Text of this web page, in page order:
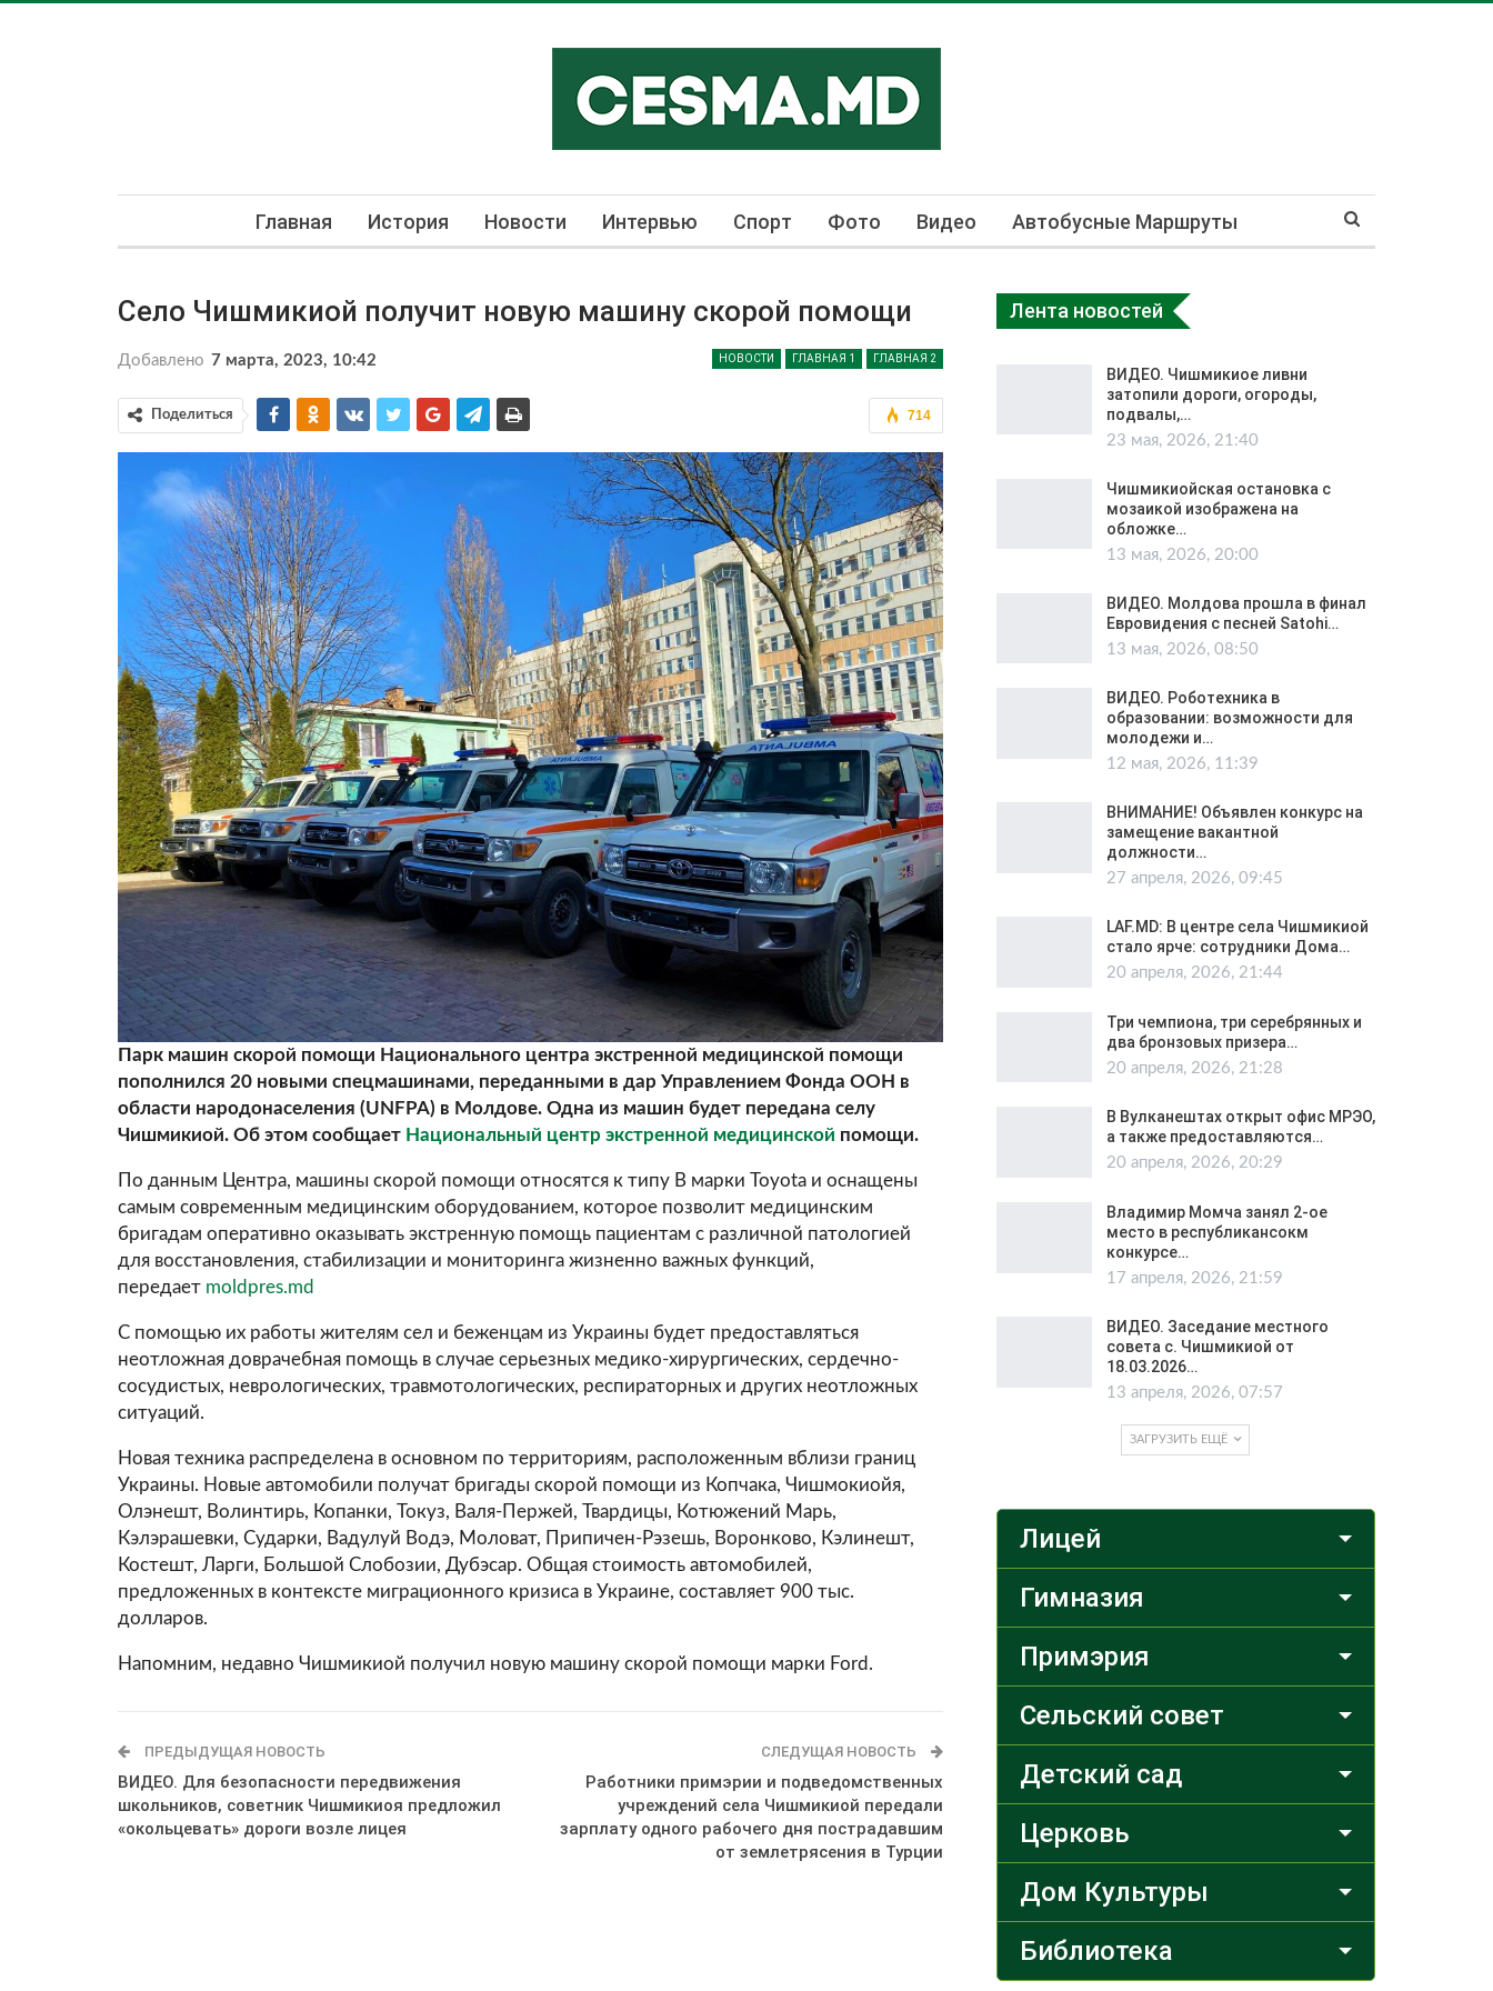
Главная История Новости Интервью Спорт Фото Видео Автобусные Маршруты
Село Чишмикиой получит новую машину скорой помощи
НОВОСТИ ГЛАВНАЯ 1 ГЛАВНАЯ 2
Добавлено 7 марта, 2023, 10:42
714
Поделиться
Парк машин скорой помощи Национального центра экстренной медицинской помощи
пополнился 20 новыми спецмашинами, переданными в дар Управлением Фонда ООН в
области народонаселения (UNFPA) в Молдове. Одна из машин будет передана селу
Чишмикиой. Об этом сообщает Национальный центр экстренной медицинской помощи.
По данным Центра, машины скорой помощи относятся к типу B марки Toyota и оснащены
самым современным медицинским оборудованием, которое позволит медицинским
бригадам оперативно оказывать экстренную помощь пациентам с различной патологией
для восстановления, стабилизации и мониторинга жизненно важных функций,
передает moldpres.md
С помощью их работы жителям сел и беженцам из Украины будет предоставляться
неотложная доврачебная помощь в случае серьезных медико-хирургических, сердечно-
сосудистых, неврологических, травмотологических, респираторных и других неотложных
ситуаций.
Новая техника распределена в основном по территориям, расположенным вблизи границ
Украины. Новые автомобили получат бригады скорой помощи из Копчака, Чишмокиойя,
Олэнешт, Волинтирь, Копанки, Токуз, Валя-Пержей, Твардицы, Котюжений Марь,
Кэлэрашевки, Сударки, Вадулуй Водэ, Моловат, Припичен-Рэзешь, Воронково, Кэлинешт,
Костешт, Ларги, Большой Слобозии, Дубэсар. Общая стоимость автомобилей,
предложенных в контексте миграционного кризиса в Украине, составляет 900 тыс.
долларов.
Напомним, недавно Чишмикиой получил новую машину скорой помощи марки Ford.
ПРЕДЫДУЩАЯ НОВОСТЬ
ВИДЕО. Для безопасности передвижения
школьников, советник Чишмикиоя предложил
«окольцевать» дороги возле лицея
СЛЕДУЩАЯ НОВОСТЬ
Работники примэрии и подведомственных
учреждений cела Чишмикиой передали
зарплату одного рабочего дня пострадавшим
от землетрясения в Турции
Лента новостей
ВИДЕО. Чишмикиое ливни
затопили дороги, огороды,
подвалы,…
23 мая, 2026, 21:40
Чишмикиойская остановка с
мозаикой изображена на
обложке…
13 мая, 2026, 20:00
ВИДЕО. Молдова прошла в финал
Евровидения с песней Satohi…
13 мая, 2026, 08:50
ВИДЕО. Роботехника в
образовании: возможности для
молодежи и…
12 мая, 2026, 11:39
ВНИМАНИЕ! Объявлен конкурс на
замещение вакантной
должности…
27 апреля, 2026, 09:45
LAF.MD: В центре села Чишмикиой
стало ярче: сотрудники Дома…
20 апреля, 2026, 21:44
Три чемпиона, три серебрянных и
два бронзовых призера…
20 апреля, 2026, 21:28
В Вулканештах открыт офис МРЭО,
а также предоставляются…
20 апреля, 2026, 20:29
Владимир Момча занял 2-ое
место в республикансокм
конкурсе…
17 апреля, 2026, 21:59
ВИДЕО. Заседание местного
совета с. Чишмикиой от
18.03.2026…
13 апреля, 2026, 07:57
ЗАГРУЗИТЬ ЕЩЁ
Лицей
Гимназия
Примэрия
Сельский совет
Детский сад
Церковь
Дом Культуры
Библиотека